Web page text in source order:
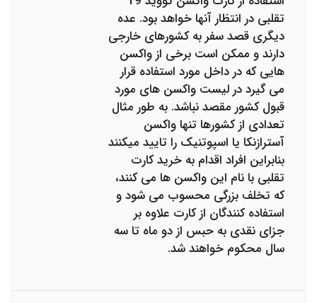
تقلبی در انتظار آنها خواهد بود. عده
دیگری قصد سفر به کشورهای خارجی
دارند و ممکن است برخی از واکسن
هایی که در داخل مورد استفاده قرار
می گیرد در لیست واکسن های مورد
قبول کشور مقصد نباشد. به طور مثال
تعدادی از کشورها تنها واکسن
آسترازنکا یا اسپوتنیک را تایید میکنند
بنابراین افراد اقدام به خرید کارت
تقلبی با نام این واکسن ها می کنند،
که تخلف بزرگی محسوب می شود و
استفاده کنندگان از کارت علاوه بر
جزای نقدی به حبس از دو ماه تا سه
سال محکوم خواهند شد.